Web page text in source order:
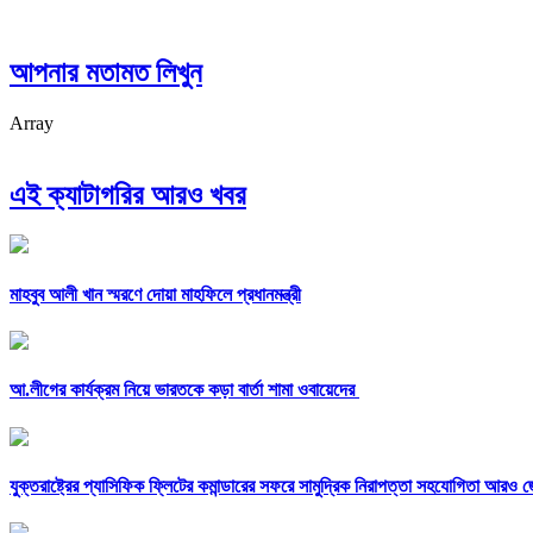
আপনার মতামত লিখুন
Array
এই ক্যাটাগরির আরও খবর
মাহবুব আলী খান স্মরণে দোয়া মাহফিলে প্রধানমন্ত্রী
আ.লীগের কার্যক্রম নিয়ে ভারতকে কড়া বার্তা শামা ওবায়েদের
যুক্তরাষ্ট্রের প্যাসিফিক ফ্লিটের কমান্ডারের সফরে সামুদ্রিক নিরাপত্তা সহযোগিতা আরও